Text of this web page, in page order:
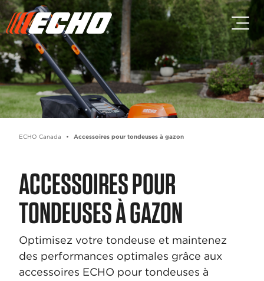
Passez au contenu principal
Passer au contenu du pied de
ECHO Canada Accessoires pour tondeuses à gazon
ACCESSOIRES POUR
TONDEUSES À GAZON
Optimisez votre tondeuse et maintenez
des performances optimales grâce aux
accessoires ECHO pour tondeuses à